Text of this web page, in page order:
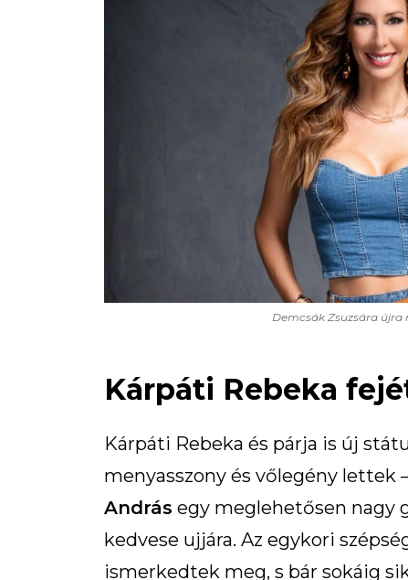
Demcsák Zsuzsára újra
Kárpáti Rebeka
Kárpáti Rebeka és párja is új
menyasszony és vőlegény lettek
András egy meglehetősen
kedvese ujjára. Az egykori
ismerkedtek meg, s bár sokáig